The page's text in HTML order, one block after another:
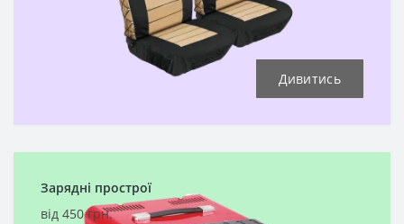
Дивитись
Зарядні прострої
від 450 грн.